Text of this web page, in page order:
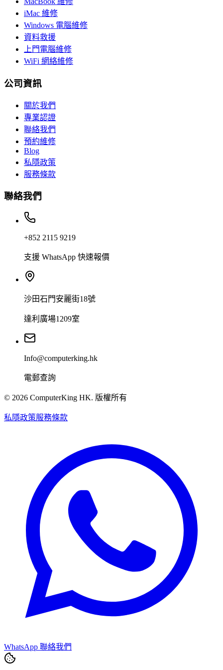
iMac 維修
Windows 電腦維修
資料救援
上門電腦維修
WiFi 網絡維修
公司資訊
關於我們
專業認證
聯絡我們
預約維修
Blog
私隱政策
服務條款
聯絡我們
+852 2115 9219
支援 WhatsApp 快速報價
沙田石門安麗街18號
達利廣場1209室
Info@computerking.hk
電郵查詢
© 2026 ComputerKing HK. 版權所有
私隱政策服務條款
WhatsApp 聯絡我們